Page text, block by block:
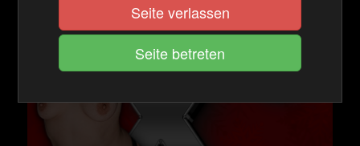
Seite verlassen